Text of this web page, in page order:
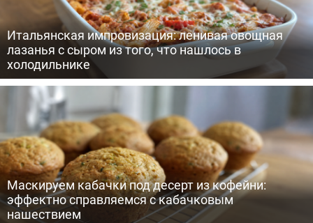
Итальянская импровизация: ленивая овощная
лазанья с сыром из того, что нашлось в
холодильнике
Маскируем кабачки под десерт из кофейни:
эффектно справляемся с кабачковым
нашествием